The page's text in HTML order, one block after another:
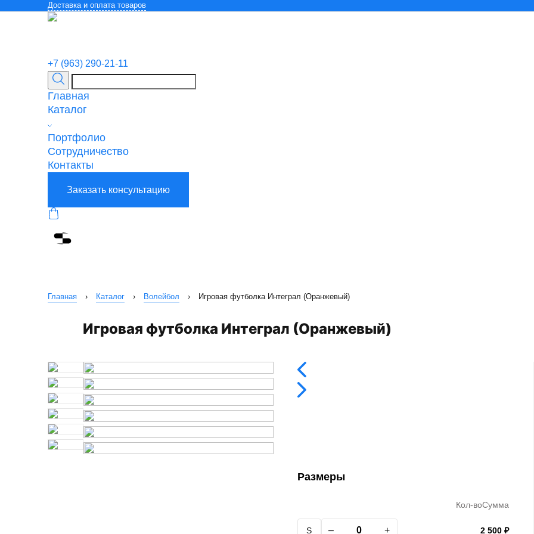
Доставка и оплата товаров
+7 (963) 290-21-11
Главная
Каталог
Портфолио
Сотрудничество
Контакты
Заказать консультацию
Главная › Каталог › Волейбол › Игровая футболка Интеграл (Оранжевый)
Игровая футболка Интеграл (Оранжевый)
Размеры
Кол-воСумма
S – + 2 500 ₽